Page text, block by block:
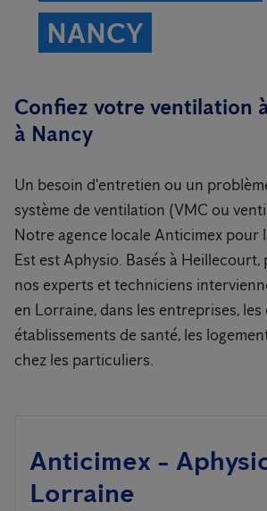
NANCY
Confiez votre ventilation
à Nancy
Un besoin d'entretien ou un
système de ventilation (VMC ou
Notre agence locale Anticimex pour
Est est Aphysio. Basés à Heillecourt,
nos experts et techniciens
en Lorraine, dans les entreprises,
établissements de santé, les
chez les particuliers.
Anticimex -
Lorraine